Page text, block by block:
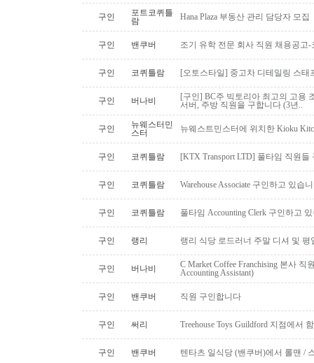
구인
포트코퀴틀
람
Hana Plaza 부동산 관리 담당자 모집
구인 밴쿠버 조기 유학 전문 회사 직원 채용공고
구인 코퀴틀람 [오토스타일] 중고차 디테일링 스태
구인 버나비
[구인] BC주 빅토리아 최고의 고용
서버, 주방 직원을 구합니다 (3년..
구인
뉴웨스터민
스터
뉴웨스트민스터에 위치한 Kioku
구인 코퀴틀람 [KTX Transport LTD] 풀타임 직원
구인 코퀴틀람 Warehouse Associate 구인하고 있습
구인 코퀴틀람 풀타임 Accounting Clerk 구인하고
구인 랭리 랭리 식당 로드러너 주말 디셔 및
구인 버나비
C Market Coffee Franchising 본사 직
Accounting Assistant)
구인 밴쿠버 직원 구인합니다
구인 써리 Treehouse Toys Guildford 지점에서
구인 밴쿠버 텐타츠 일식당 (밴쿠버)에서 롤맨 /